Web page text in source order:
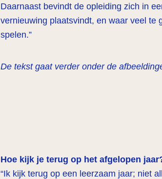
Daarnaast bevindt de opleiding zich in
vernieuwing plaatsvindt, en waar veel te
spelen.”
De tekst gaat verder onder de
Hoe kijk je terug op het afgelopen
“Ik kijk terug op een leerzaam jaar; niet